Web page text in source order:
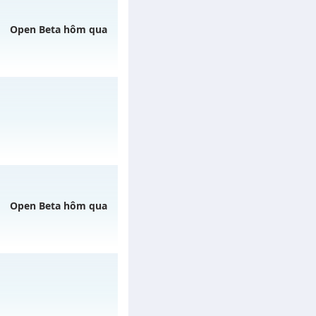
Open Beta hôm qua
11/08/2626
Open Beta hôm qua
08/2626